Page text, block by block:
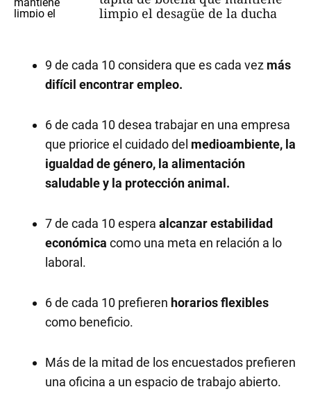
limpio el desagüe de la ducha
9 de cada 10 considera que es cada vez más
difícil encontrar empleo.
6 de cada 10 desea trabajar en una empresa
que priorice el cuidado del medioambiente, la
igualdad de género, la alimentación
saludable y la protección animal.
7 de cada 10 espera alcanzar estabilidad
económica como una meta en relación a lo
laboral.
6 de cada 10 prefieren horarios flexibles
como beneficio.
Más de la mitad de los encuestados prefieren
una oficina a un espacio de trabajo abierto.